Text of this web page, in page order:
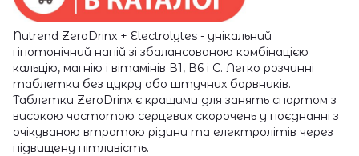
Nutrend ZeroDrinx + Electrolytes - унікальний
гіпотонічний напій зі збалансованою комбінацією
кальцію, магнію і вітамінів В1, В6 і С. Легко розчинні
таблетки без цукру або штучних барвників.
Таблетки ZeroDrinx є кращими для занять спортом з
високою частотою серцевих скорочень у поєднанні з
очікуваною втратою рідини та електролітів через
підвищену пітливість.